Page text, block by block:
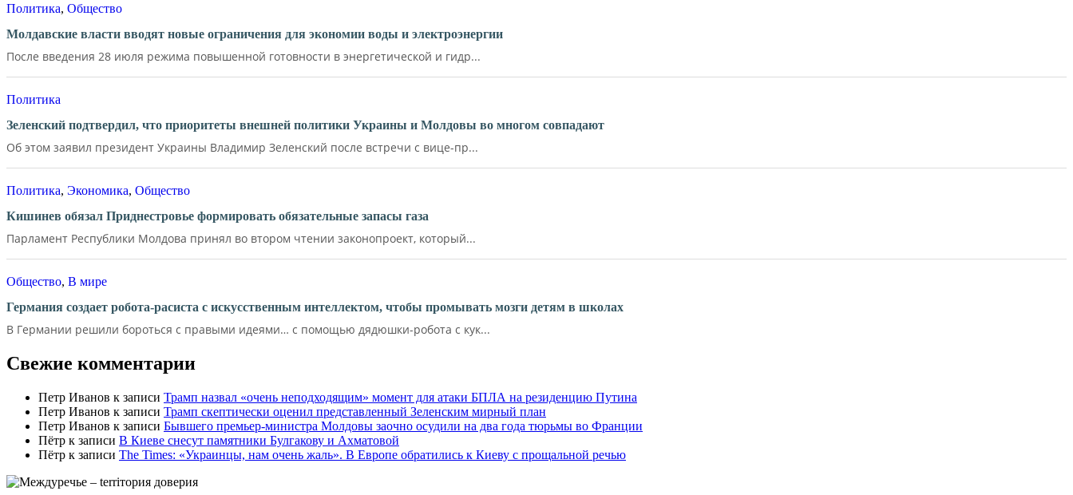
Политика, Общество
Молдавские власти вводят новые ограничения для экономии воды и электроэнергии
После введения 28 июля режима повышенной готовности в энергетической и гидр...
Политика
Зеленский подтвердил, что приоритеты внешней политики Украины и Молдовы во многом совпадают
Об этом заявил президент Украины Владимир Зеленский после встречи с вице-пр...
Политика, Экономика, Общество
Кишинев обязал Приднестровье формировать обязательные запасы газа
Парламент Республики Молдова принял во втором чтении законопроект, который...
Общество, В мире
Германия создает робота-расиста с искусственным интеллектом, чтобы промывать мозги детям в школах
В Германии решили бороться с правыми идеями… с помощью дядюшки-робота с кук...
Свежие комментарии
Петр Иванов к записи Трамп назвал «очень неподходящим» момент для атаки БПЛА на резиденцию Путина
Петр Иванов к записи Трамп скептически оценил представленный Зеленским мирный план
Петр Иванов к записи Бывшего премьер-министра Молдовы заочно осудили на два года тюрьмы во Франции
Пётр к записи В Киеве снесут памятники Булгакову и Ахматовой
Пётр к записи Тhe Times: «Украинцы, нам очень жаль». В Европе обратились к Киеву с прощальной речью